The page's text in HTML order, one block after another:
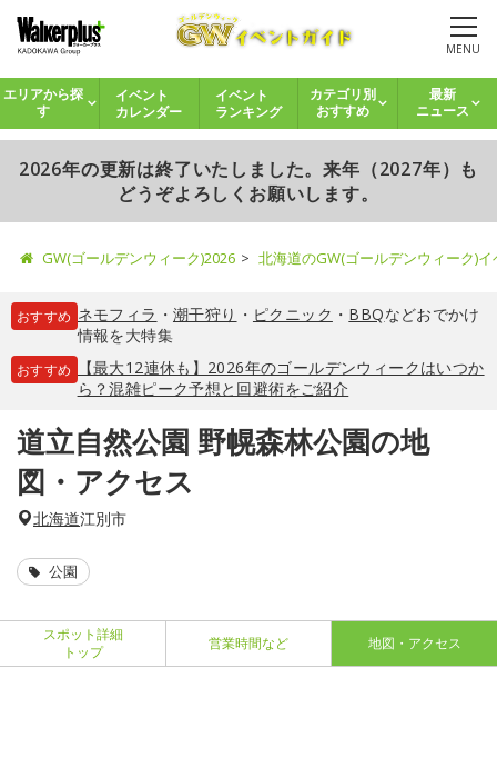
MENU
エリアから探
す
イベント
カレンダー
イベント
ランキング
カテゴリ別
おすすめ
最新
ニュース
2026年の更新は終了いたしました。来年（2027年）も
どうぞよろしくお願いします。
GW(ゴールデンウィーク)2026 北海道のGW(ゴールデンウィーク)
おすすめ ネモフィラ ・ 潮干狩り ・ ピクニック ・ BBQなどおでかけ
情報を大特集
おすすめ
【最大12連休も】2026年のゴールデンウィークはいつか
ら？混雑ピーク予想と回避術をご紹介
道立自然公園 野幌森林公園の地
図・アクセス
北海道江別市
公園
スポット詳細
トップ
営業時間など 地図・アクセス